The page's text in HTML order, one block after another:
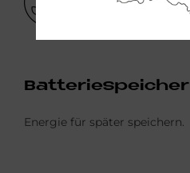
Bat­te­rie­spei­cher
Energie für später speichern.